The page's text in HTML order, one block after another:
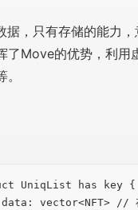
据，只有存储的能力
了Move的优势，利用
UniqList has key {